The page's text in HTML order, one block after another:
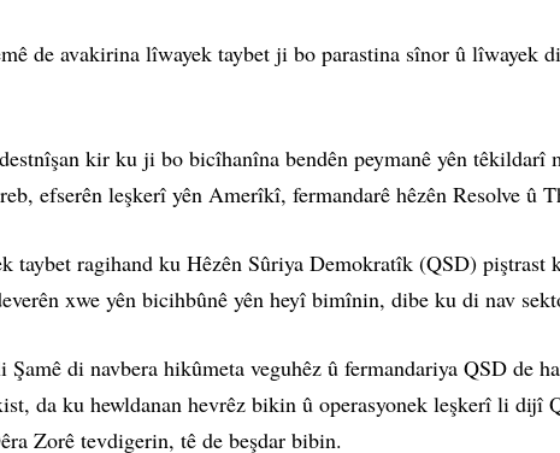
de avakirina lîwayek taybet ji bo parastina sînor û
kir ku ji bo bicîhanîna bendên peymanê yên
efserên leşkerî yên Amerîkî, fermandarê hêzên Resolve û
taybet ragihand ku Hêzên Sûriya Demokratîk (QSD) piştrast
xwe yên bicihbûnê yên heyî bimînin, dibe ku di nav
di navbera hikûmeta veguhêz û fermandariya QSD de
da ku hewldanan hevrêz bikin û operasyonek leşkerî li dijî
Zorê tevdigerin, tê de beşdar bibin.